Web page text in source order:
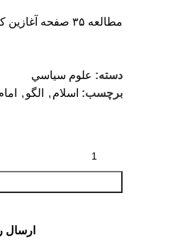
مطالعه ۳۵ صفحه آغازین کتاب
دسته: علوم سياسي
برچسب: اسلام , الگو ,
ارسال